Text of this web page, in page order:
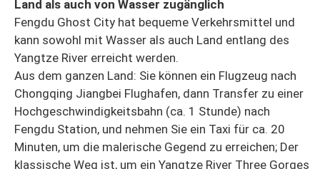
Land als auch von Wasser zugänglich
Fengdu Ghost City hat bequeme Verkehrsmittel und
kann sowohl mit Wasser als auch Land entlang des
Yangtze River erreicht werden.
Aus dem ganzen Land: Sie können ein Flugzeug nach
Chongqing Jiangbei Flughafen, dann Transfer zu einer
Hochgeschwindigkeitsbahn (ca. 1 Stunde) nach
Fengdu Station, und nehmen Sie ein Taxi für ca. 20
Minuten, um die malerische Gegend zu erreichen; Der
klassische Weg ist, um ein Yangtze River Three Gorges